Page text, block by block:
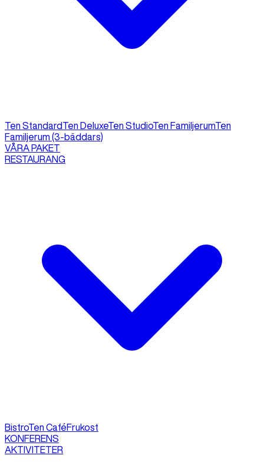
Ten StandardTen DeluxeTen StudioTen FamiljerumTen
Familjerum (3-bäddars)
VÅRA PAKET
RESTAURANG
BistroTen CaféFrukost
KONFERENS
AKTIVITETER